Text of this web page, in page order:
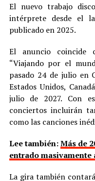
El nuevo trabajo
intérprete desde el
publicado en 2025.
El anuncio
“Viajando por el
pasado 24 de julio en
Estados Unidos,
julio de 2027. Con
conciertos incluirán
como las canciones
Lee también:Más de
entrado
La gira también